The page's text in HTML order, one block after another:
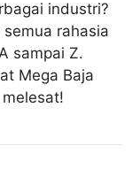
industri?
rahasia
sampai Z.
Mega Baja